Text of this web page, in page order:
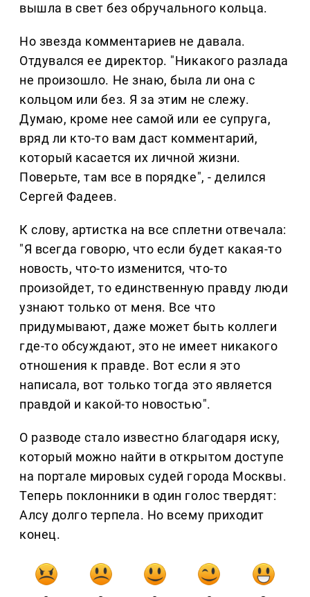
вышла в свет без обручального кольца.
Но звезда комментариев не давала.
Отдувался ее директор. "Никакого разлада
не произошло. Не знаю, была ли она с
кольцом или без. Я за этим не слежу.
Думаю, кроме нее самой или ее супруга,
вряд ли кто-то вам даст комментарий,
который касается их личной жизни.
Поверьте, там все в порядке", - делился
Сергей Фадеев.
К слову, артистка на все сплетни отвечала:
"Я всегда говорю, что если будет какая-то
новость, что-то изменится, что-то
произойдет, то единственную правду люди
узнают только от меня. Все что
придумывают, даже может быть коллеги
где-то обсуждают, это не имеет никакого
отношения к правде. Вот если я это
написала, вот только тогда это является
правдой и какой-то новостью".
О разводе стало известно благодаря иску,
который можно найти в открытом доступе
на портале мировых судей города Москвы.
Теперь поклонники в один голос твердят:
Алсу долго терпела. Но всему приходит
конец.